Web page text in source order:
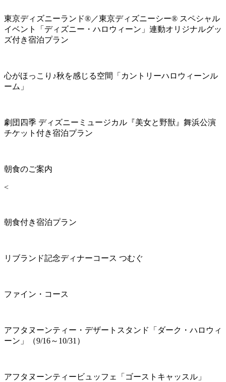
東京ディズニーランド®／東京ディズニーシー® スペシャル
イベント「ディズニー・ハロウィーン」連動オリジナルグッ
ズ付き宿泊プラン
心がほっこり♪秋を感じる空間「カントリーハロウィーンル
ーム」
劇団四季 ディズニーミュージカル『美女と野獣』舞浜公演
チケット付き宿泊プラン
朝食のご案内
<
朝食付き宿泊プラン
リブランド記念ディナーコース つむぐ
ファイン・コース
アフタヌーンティー・デザートスタンド「ダーク・ハロウィ
ーン」（9/16～10/31）
アフタヌーンティービュッフェ「ゴーストキャッスル」